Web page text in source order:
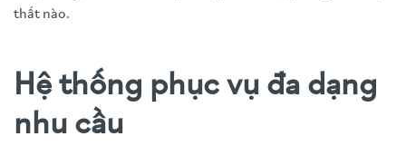
thất nào.
Hệ thống phục vụ đa dạng
nhu cầu